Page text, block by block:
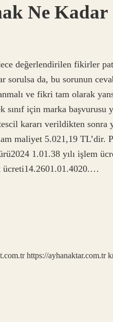
Ne Kadar
değerlendirilen fikirler
sorulsa da, bu sorunun
ve fikri tam olarak
için marka başvurusu
kararı verildikten sonra
maliyet 5.021,19 TL’dir.
1.01.38 yılı işlem
ücreti14.2601.01.4020.…
https://ayhanaktar.com.tr